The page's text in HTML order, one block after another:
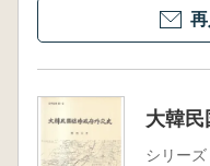
大韓民
シリーズ